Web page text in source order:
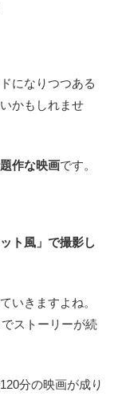
になりつつある
かもしれませ
作な映画です。
ト風」で撮影し
いきますよね。
ストーリーが続
分の映画が成り